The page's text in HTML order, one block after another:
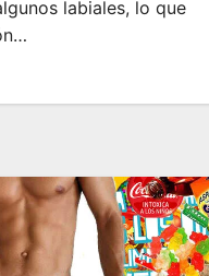
labiales, lo que